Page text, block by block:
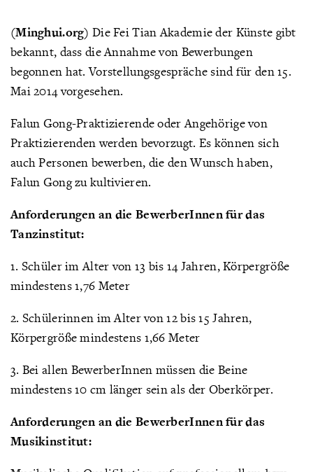
(Minghui.org) Die Fei Tian Akademie der Künste gibt
bekannt, dass die Annahme von Bewerbungen
begonnen hat. Vorstellungsgespräche sind für den 15.
Mai 2014 vorgesehen.
Falun Gong-Praktizierende oder Angehörige von
Praktizierenden werden bevorzugt. Es können sich
auch Personen bewerben, die den Wunsch haben,
Falun Gong zu kultivieren.
Anforderungen an die BewerberInnen für das
Tanzinstitut:
1. Schüler im Alter von 13 bis 14 Jahren, Körpergröße
mindestens 1,76 Meter
2. Schülerinnen im Alter von 12 bis 15 Jahren,
Körpergröße mindestens 1,66 Meter
3. Bei allen BewerberInnen müssen die Beine
mindestens 10 cm länger sein als der Oberkörper.
Anforderungen an die BewerberInnen für das
Musikinstitut: